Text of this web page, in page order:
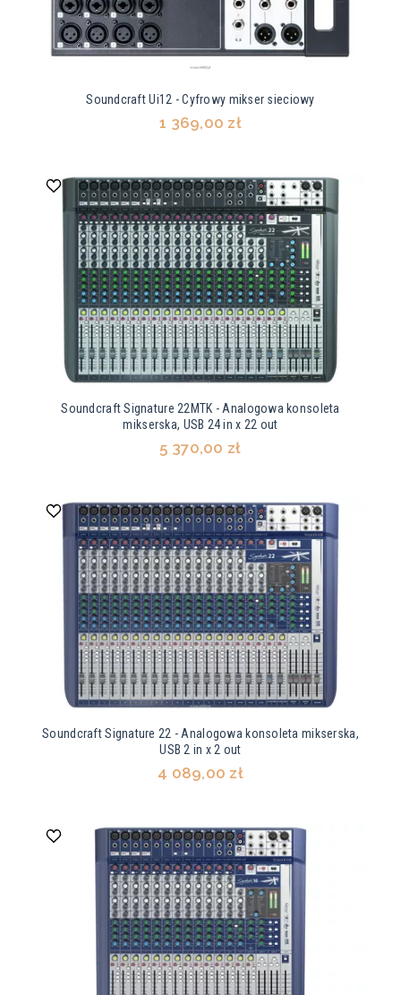
Soundcraft Ui12 - Cyfrowy mikser sieciowy
1 369,00 zł
Soundcraft Signature 22MTK - Analogowa konsoleta
mikserska, USB 24 in x 22 out
5 370,00 zł
Soundcraft Signature 22 - Analogowa konsoleta mikserska,
USB 2 in x 2 out
4 089,00 zł